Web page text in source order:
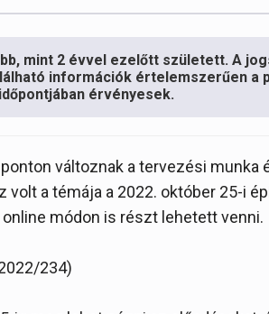
mint 2 évvel ezelőtt született. A
információk értelemszerűen a
érvényesek.
változnak a tervezési munka
a témája a 2022. október 25-i
módon is részt lehetett venni.
234)